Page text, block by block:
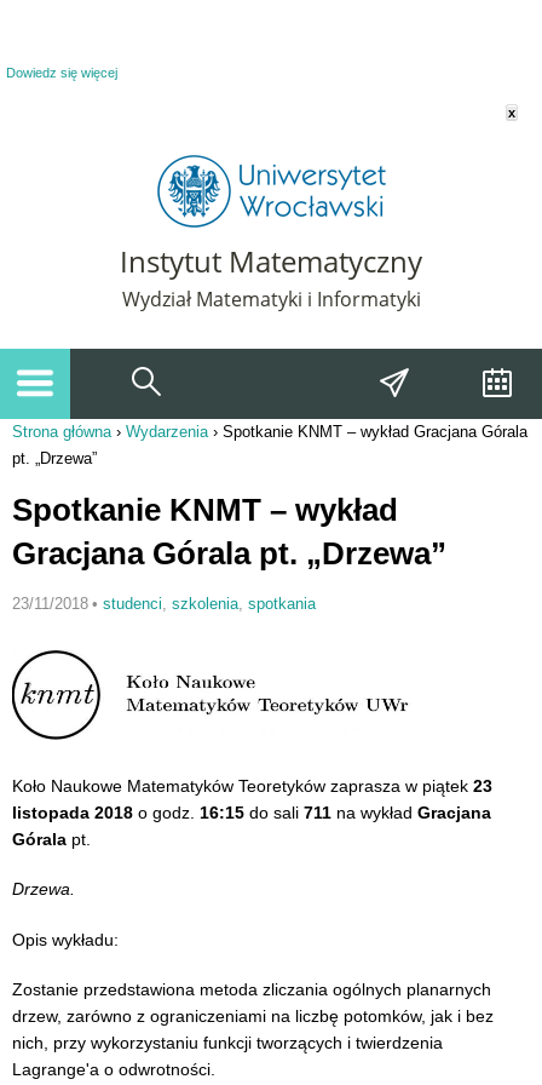
Dowiedz się więcej
x
Instytut Matematyczny
Wydział Matematyki i Informatyki
Jesteś tutaj
Strona główna› Wydarzenia› Spotkanie KNMT – wykład Gracjana Górala
pt. „Drzewa”
Spotkanie KNMT – wykład
Gracjana Górala pt. „Drzewa”
23/11/2018 • studenci, szkolenia, spotkania
Koło Naukowe Matematyków Teoretyków zaprasza w piątek 23
listopada 2018 o godz. 16:15 do sali 711 na wykład Gracjana
Górala pt.
Drzewa.
Opis wykładu:
Zostanie przedstawiona metoda zliczania ogólnych planarnych
drzew, zarówno z ograniczeniami na liczbę potomków, jak i bez
nich, przy wykorzystaniu funkcji tworzących i twierdzenia
Lagrange'a o odwrotności.